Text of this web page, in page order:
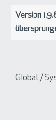
Version
Global /